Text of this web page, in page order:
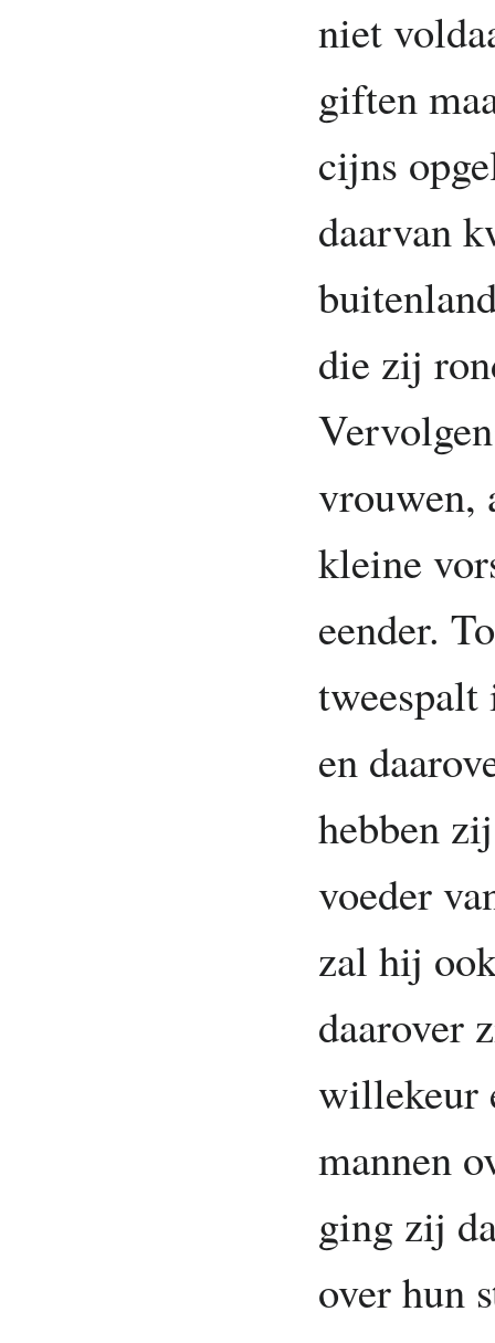
niet
giften
cijns
daarvan
die zij
vrouwen,
kleine
eender.
en
hebben
voeder
zal hij
daarover
willekeur
mannen
ging zij
over hun